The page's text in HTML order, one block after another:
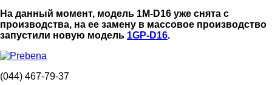
На данный момент, модель 1M-D16 уже снята с
производства, на ее замену в массовое производство
запустили новую модель 1GP-D16.
(044) 467-79-37